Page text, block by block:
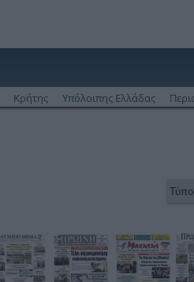
Κρήτης Υπόλοιπης Ελλάδας